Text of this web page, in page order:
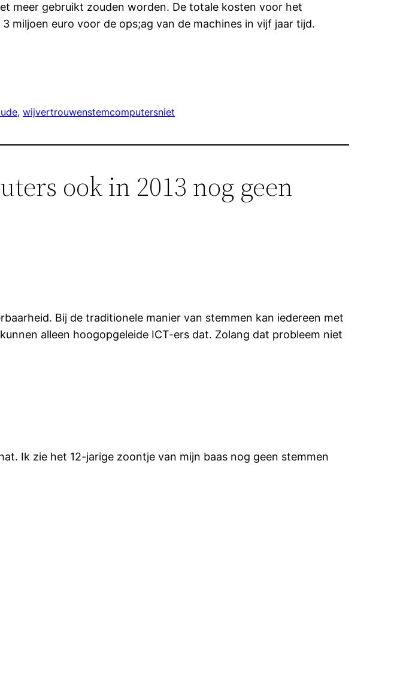
meer gebruikt zouden worden. De totale kosten voor het
miljoen euro voor de ops;ag van de machines in vijf jaar tijd.
, wijvertrouwenstemcomputersniet
ook in 2013 nog geen
Bij de traditionele manier van stemmen kan iedereen met
alleen hoogopgeleide ICT-ers dat. Zolang dat probleem niet
Ik zie het 12-jarige zoontje van mijn baas nog geen stemmen